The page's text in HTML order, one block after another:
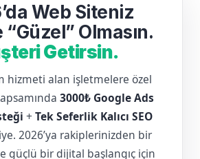
Web Siteniz
Olmasın.
Getirsin.
hizmeti alan işletmelere özel
3000₺ Google Ads
+ Tek Seferlik Kalıcı SEO
2026’ya rakiplerinizden bir
güçlü bir dijital başlangıç için